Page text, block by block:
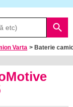
search
Varta > Baterie